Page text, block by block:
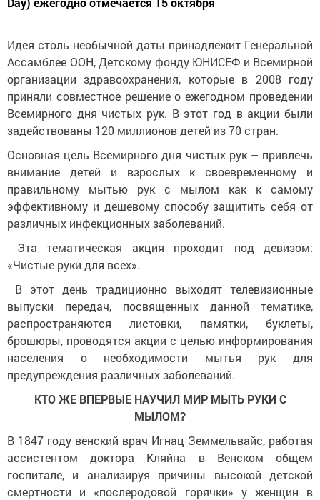
Идея столь необычной даты принадлежит Генеральной
Ассамблее ООН, Детскому фонду ЮНИСЕФ и Всемирной
организации здравоохранения, которые в 2008 году
приняли совместное решение о ежегодном проведении
Всемирного дня чистых рук. В этот год в акции были
задействованы 120 миллионов детей из 70 стран.
Основная цель Всемирного дня чистых рук – привлечь
внимание детей и взрослых к своевременному и
правильному мытью рук с мылом как к самому
эффективному и дешевому способу защитить себя от
различных инфекционных заболеваний.
Эта тематическая акция проходит под девизом:
«Чистые руки для всех».
В этот день традиционно выходят телевизионные
выпуски передач, посвященных данной тематике,
распространяются листовки, памятки, буклеты,
брошюры, проводятся акции с целью информирования
населения о необходимости мытья рук для
предупреждения различных заболеваний.
КТО ЖЕ ВПЕРВЫЕ НАУЧИЛ МИР МЫТЬ РУКИ С
МЫЛОМ?
В 1847 году венский врач Игнац Земмельвайс, работая
ассистентом доктора Кляйна в Венском общем
госпитале, и анализируя причины высокой детской
смертности и «послеродовой горячки» у женщин в